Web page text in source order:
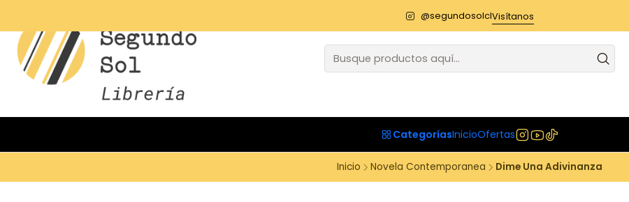
CategoríasInicioOfertas
@segundosolclVisítanos
Inicio Novela Contemporanea Dime Una Adivinanza